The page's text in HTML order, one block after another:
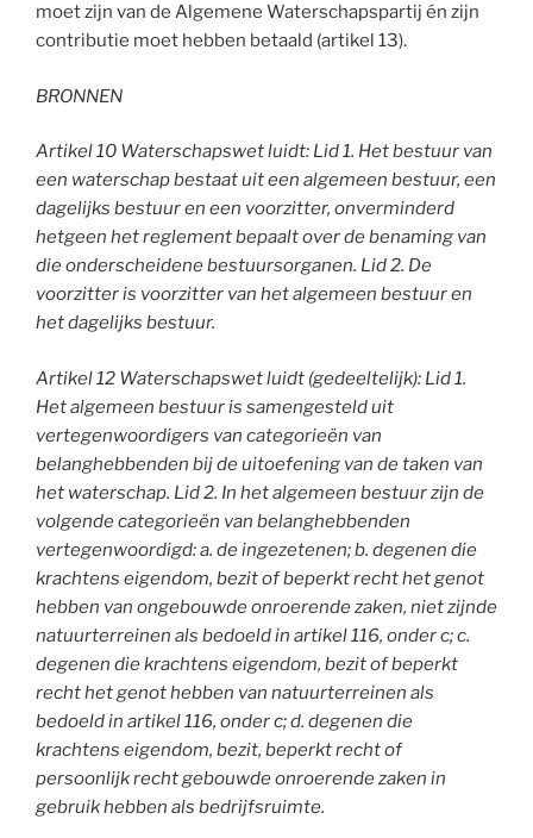
moet zijn van de Algemene Waterschapspartij én zijn
contributie moet hebben betaald (artikel 13).
BRONNEN
Artikel 10 Waterschapswet luidt: Lid 1. Het bestuur van
een waterschap bestaat uit een algemeen bestuur, een
dagelijks bestuur en een voorzitter, onverminderd
hetgeen het reglement bepaalt over de benaming van
die onderscheidene bestuursorganen. Lid 2. De
voorzitter is voorzitter van het algemeen bestuur en
het dagelijks bestuur.
Artikel 12 Waterschapswet luidt (gedeeltelijk): Lid 1.
Het algemeen bestuur is samengesteld uit
vertegenwoordigers van categorieën van
belanghebbenden bij de uitoefening van de taken van
het waterschap. Lid 2. In het algemeen bestuur zijn de
volgende categorieën van belanghebbenden
vertegenwoordigd: a. de ingezetenen; b. degenen die
krachtens eigendom, bezit of beperkt recht het genot
hebben van ongebouwde onroerende zaken, niet zijnde
natuurterreinen als bedoeld in artikel 116, onder c; c.
degenen die krachtens eigendom, bezit of beperkt
recht het genot hebben van natuurterreinen als
bedoeld in artikel 116, onder c; d. degenen die
krachtens eigendom, bezit, beperkt recht of
persoonlijk recht gebouwde onroerende zaken in
gebruik hebben als bedrijfsruimte.